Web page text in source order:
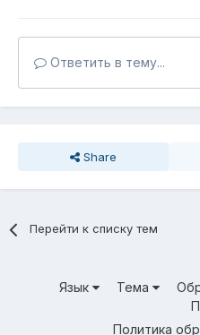
Ответить в тему...
Share
Перейти к списку тем
Язык Тема
Политика